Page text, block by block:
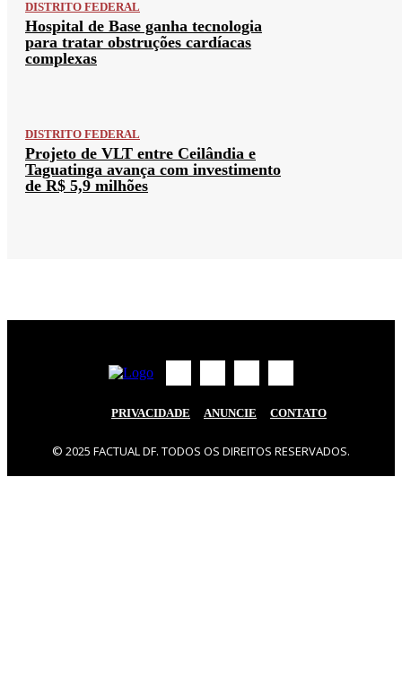
DISTRITO FEDERAL
Hospital de Base ganha tecnologia
para tratar obstruções cardíacas
complexas
DISTRITO FEDERAL
Projeto de VLT entre Ceilândia e
Taguatinga avança com investimento
de R$ 5,9 milhões
PRIVACIDADE ANUNCIE CONTATO
© 2025 FACTUAL DF. TODOS OS DIREITOS RESERVADOS.